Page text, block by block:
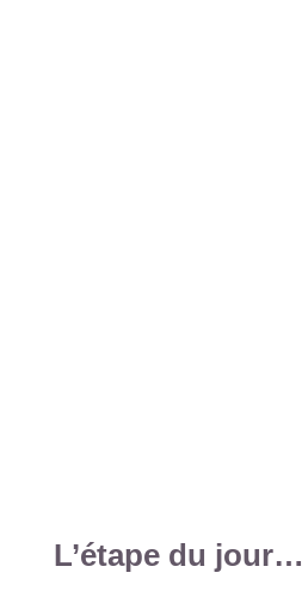
L’étape du jour…